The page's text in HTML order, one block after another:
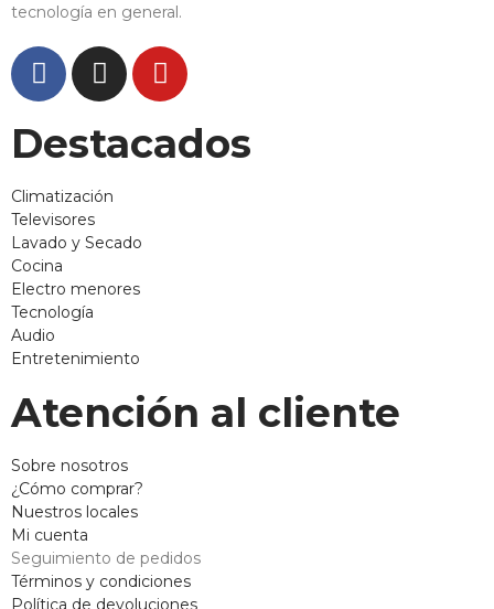
tecnología en general.
Destacados
Climatización
Televisores
Lavado y Secado
Cocina
Electro menores
Tecnología
Audio
Entretenimiento
Atención al cliente
Sobre nosotros
¿Cómo comprar?
Nuestros locales
Mi cuenta
Seguimiento de pedidos
Términos y condiciones
Política de devoluciones